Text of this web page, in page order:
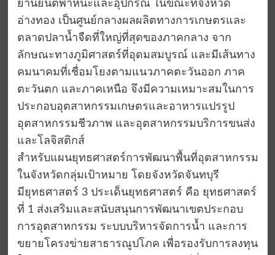
ยานยนต์พาหนะและอุปกรณ์ ในขณะที่จังหวัด
อ่างทอง เป็นศูนย์กลางผลผลิตทางการเกษตรและ
ตลาดปลาน้ำจืดที่ใหญ่ที่สุดของภาคกลาง จาก
ลักษณะทางภูมิศาสตร์ที่อุดมสมบูรณ์ และมีเส้นทาง
คมนาคมที่เชื่อมโยงตามแนวภาคตะวันออก ภาค
ตะวันตก และภาคเหนือ จึงมีความเหมาะสมในการ
ประกอบอุตสาหกรรมเกษตรและอาหารแปรรูป
อุตสาหกรรมชีวภาพ และอุตสาหกรรมบริการขนส่ง
และโลจิสติกส์
สำหรับแผนยุทธศาสตร์การพัฒนาพื้นที่อุตสาหกรรม
ในจังหวัดกลุ่มเป้าหมาย โดยจังหวัดจันทบุรี
มียุทธศาสตร์ 3 ประเด็นยุทธศาสตร์ คือ ยุทธศาสตร์
ที่ 1 ส่งเสริมและสนับสนุนการพัฒนาเขตประกอบ
การอุตสาหกรรม ระบบบริหารจัดการน้ำ และการ
ขยายโครงข่ายสาธารณูปโภค เพื่อรองรับการลงทุน